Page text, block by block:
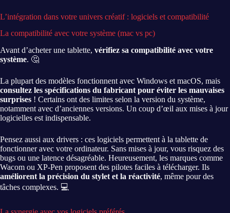
L’intégration dans votre univers créatif : logiciels et compatibilité
La compatibilité avec votre système (mac vs pc)
Avant d’acheter une tablette, vérifiez sa compatibilité avec votre
système. 🤔
La plupart des modèles fonctionnent avec Windows et macOS, mais
consultez les spécifications du fabricant pour éviter les mauvaises
surprises ! Certains ont des limites selon la version du système,
notamment avec d’anciennes versions. Un coup d’œil aux mises à jour
logicielles est indispensable.
Pensez aussi aux drivers : ces logiciels permettent à la tablette de
fonctionner avec votre ordinateur. Sans mises à jour, vous risquez des
bugs ou une latence désagréable. Heureusement, les marques comme
Wacom ou XP-Pen proposent des pilotes faciles à télécharger. Ils
améliorent la précision du stylet et la réactivité, même pour des
tâches complexes. 💻